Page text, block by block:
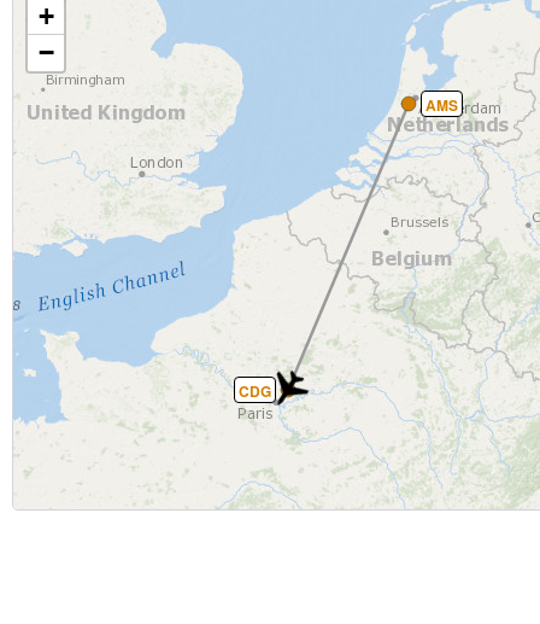
AMS
CDG
+
−